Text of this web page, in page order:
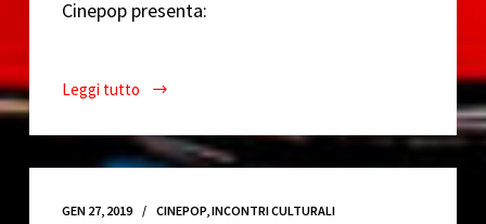
Cinepop presenta:
Leggi tutto
Il
di
//
GEN 27, 2019 CINEPOP, INCONTRI CULTURALI